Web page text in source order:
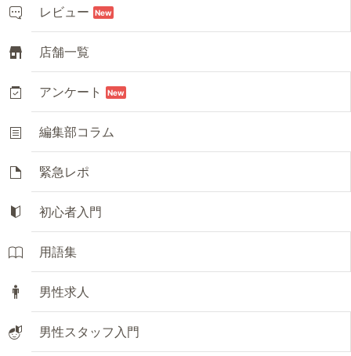
レビュー New
店舗一覧
アンケート New
編集部コラム
緊急レポ
初心者入門
用語集
男性求人
男性スタッフ入門